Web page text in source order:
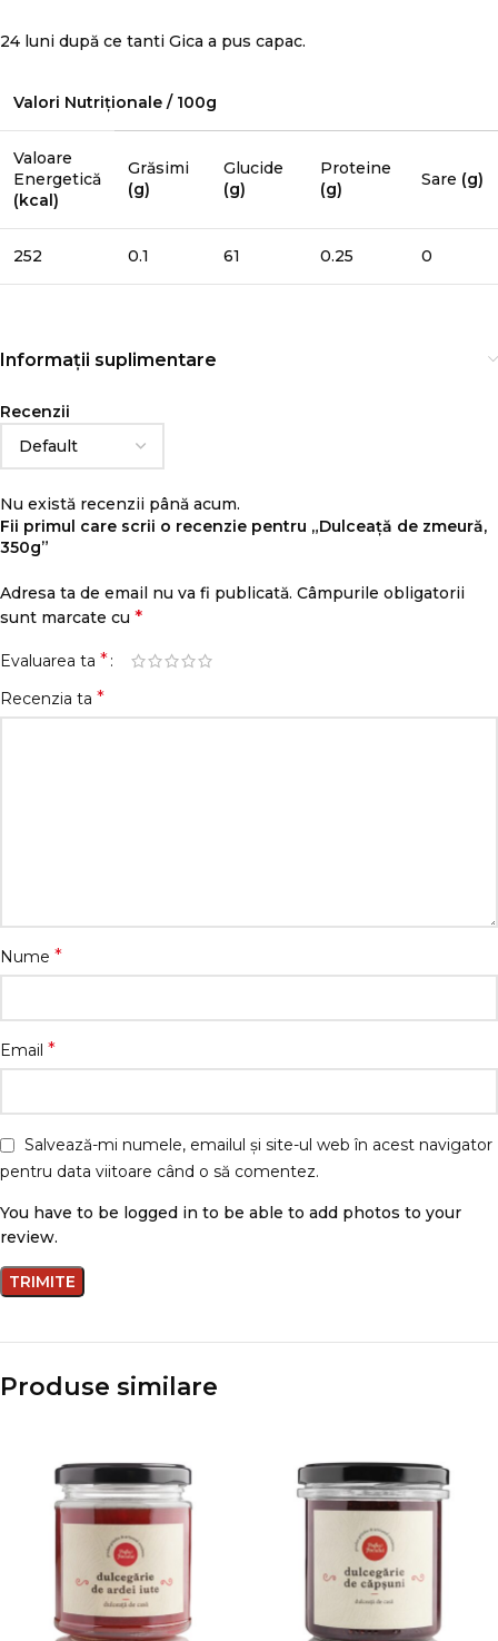
24 luni după ce tanti Gica a pus capac.
Valori Nutriționale / 100g
Valoare
Energetică
(kcal)
Grăsimi
(g)
Glucide
(g)
Proteine
(g)
Sare (g)
252 0.1 61 0.25 0
Informații suplimentare
Recenzii
Nu există recenzii până acum.
Fii primul care scrii o recenzie pentru „Dulceață de zmeură,
350g”
Adresa ta de email nu va fi publicată. Câmpurile obligatorii
sunt marcate cu *
Evaluarea ta *
Recenzia ta *
Nume *
Email *
Salvează-mi numele, emailul și site-ul web în acest navigator
pentru data viitoare când o să comentez.
You have to be logged in to be able to add photos to your
review.
Produse similare